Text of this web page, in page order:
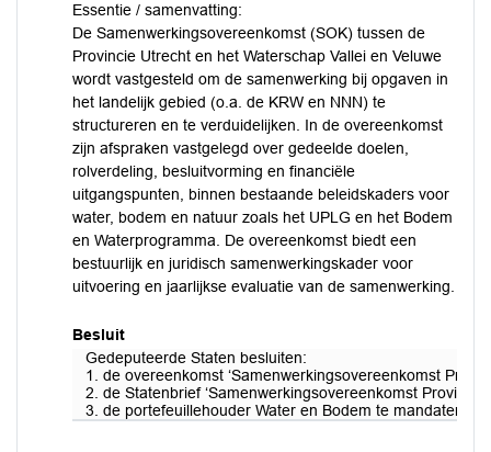
Essentie / samenvatting:
De Samenwerkingsovereenkomst (SOK) tussen de
Provincie Utrecht en het Waterschap Vallei en Veluwe
wordt vastgesteld om de samenwerking bij opgaven in
het landelijk gebied (o.a. de KRW en NNN) te
structureren en te verduidelijken. In de overeenkomst
zijn afspraken vastgelegd over gedeelde doelen,
rolverdeling, besluitvorming en financiële
uitgangspunten, binnen bestaande beleidskaders voor
water, bodem en natuur zoals het UPLG en het Bodem
en Waterprogramma. De overeenkomst biedt een
bestuurlijk en juridisch samenwerkingskader voor
uitvoering en jaarlijkse evaluatie van de samenwerking.
Besluit
Gedeputeerde Staten besluiten:
1. de overeenkomst ‘Samenwerkingsovereenkomst
2. de Statenbrief ‘Samenwerkingsovereenkomst
3. de portefeuillehouder Water en Bodem te mandateren